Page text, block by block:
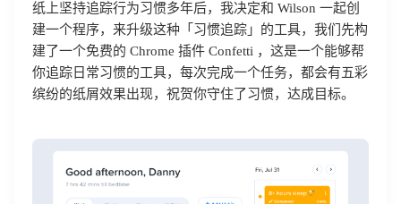
纸上坚持追踪行为习惯多年后，我决定和 Wilson 一起创
建一个程序，来升级这种「习惯追踪」的工具，我们先构
建了一个免费的 Chrome 插件 Confetti ，这是一个能够帮
你追踪日常习惯的工具，每次完成一个任务，都会有五彩
缤纷的纸屑效果出现，祝贺你守住了习惯，达成目标。